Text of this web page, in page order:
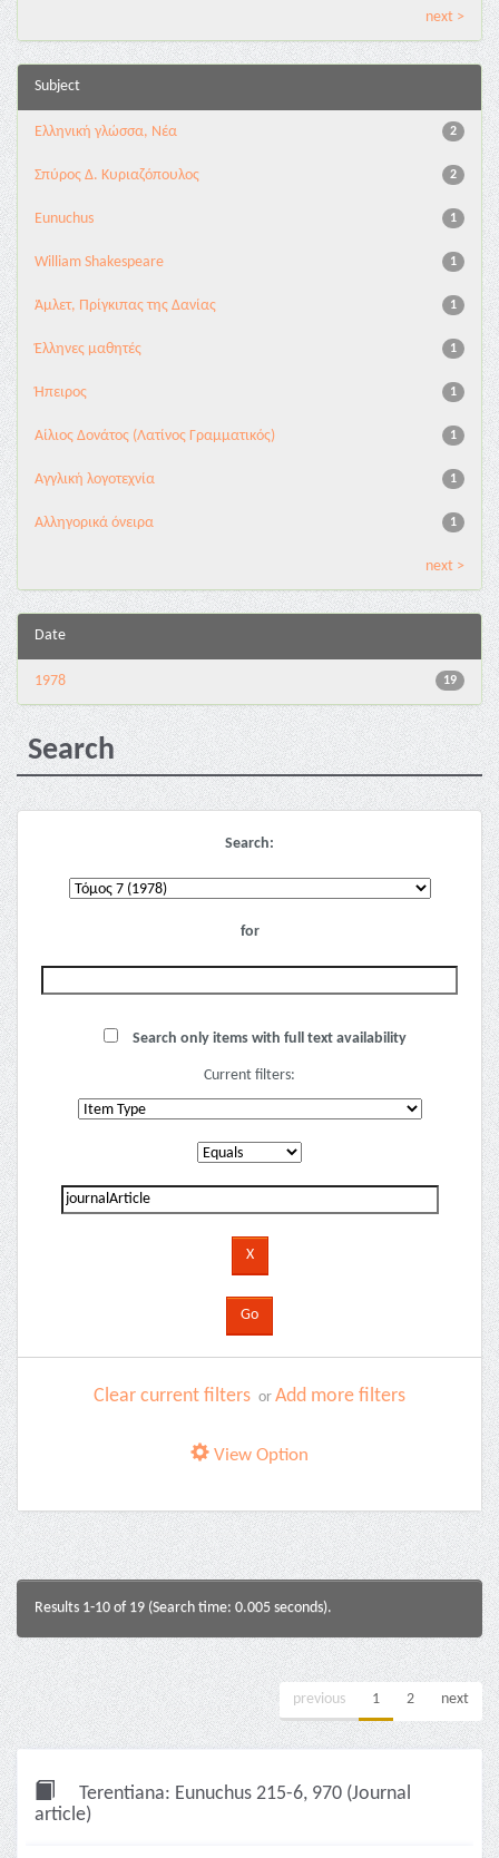
next >
Subject
2
Ελληνική γλώσσα, Νέα
2
Σπύρος Δ. Κυριαζόπουλος
1
Eunuchus
1
William Shakespeare
1
Άμλετ, Πρίγκιπας της Δανίας
1
Έλληνες μαθητές
1
Ήπειρος
1
Αίλιος Δονάτος (Λατίνος Γραμματικός)
1
Αγγλική λογοτεχνία
1
Αλληγορικά όνειρα
next >
Date
19
1978
Search
Search:
for
Search only items with full text availability
Current filters:
Clear current filters or Add more filters
View Option
Results 1-10 of 19 (Search time: 0.005 seconds).
previous 1 2 next
Terentiana: Eunuchus 215-6, 970 (Journal
article)